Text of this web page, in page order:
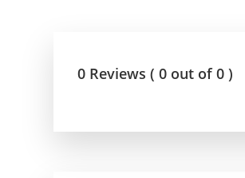
0 Reviews ( 0 out of 0 )